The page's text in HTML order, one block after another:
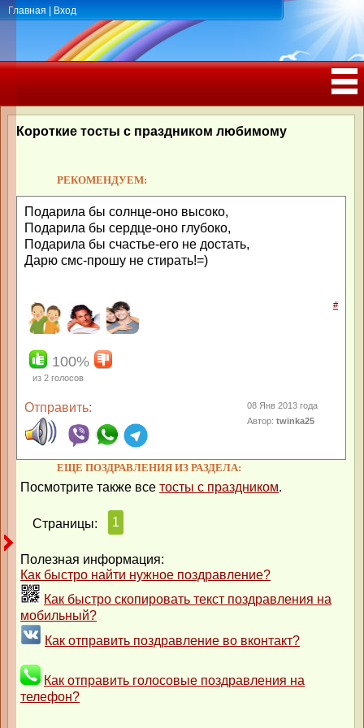
Главная Вход
РОЖДЕНИЯ, ЮБИЛЕЕМ
Короткие тосты с праздником любимому
РЕКОМЕНДУЕМ:
Подарила бы солнце-оно высоко,
Подарила бы сердце-оно глубоко,
Подарила бы счастье-его не достать,
Дарю смс-прошу не стирать!=)
#
100%
из 2 голосов
Отправить:
08 Янв 2013 года
Автор:twinka25
ЕЩЕ ПОЗДРАВЛЕНИЯ ИЗ РАЗДЕЛА:
Посмотрите также все тосты с праздником.
Страницы: 1
Полезная информация:
Как быстро найти нужное поздравление?
Как быстро скопировать текст поздравления на
мобильный?
Как отправить поздравление во вконтакт?
Как отправить голосовые поздравления на
телефон?